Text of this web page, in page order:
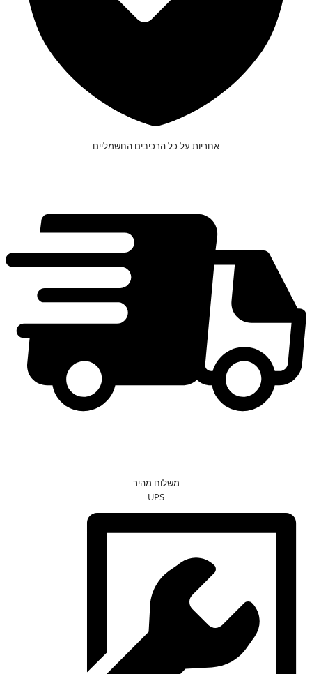
אחריות על כל הרכיבים החשמליים
משלוח מהיר
UPS